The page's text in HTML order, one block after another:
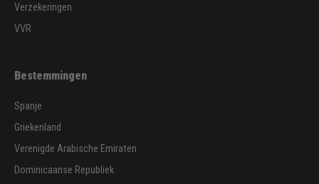
Verzekeringen
VVR
Bestemmingen
Spanje
Griekenland
Verenigde Arabische Emiraten
Dominicaanse Republiek